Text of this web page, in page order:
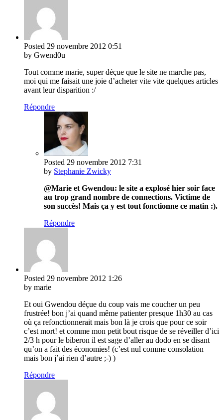
Posted 29 novembre 2012 0:51
by Gwend0u
Tout comme marie, super déçue que le site ne marche pas,
moi qui me faisait une joie d’acheter vite vite quelques articles
avant leur disparition :/
Répondre
Posted 29 novembre 2012 7:31
by Stephanie Zwicky
@Marie et Gwendou: le site a explosé hier soir face
au trop grand nombre de connections. Victime de
son succès! Mais ça y est tout fonctionne ce matin :).
Répondre
Posted 29 novembre 2012 1:26
by marie
Et oui Gwendou déçue du coup vais me coucher un peu
frustrée! bon j’ai quand même patienter presque 1h30 au cas
où ça refonctionnerait mais bon là je crois que pour ce soir
c’est mort! et comme mon petit bout risque de se réveiller d’ici
2/3 h pour le biberon il est sage d’aller au dodo en se disant
qu’on a fait des économies! (c’est nul comme consolation
mais bon j’ai rien d’autre ;-) )
Répondre